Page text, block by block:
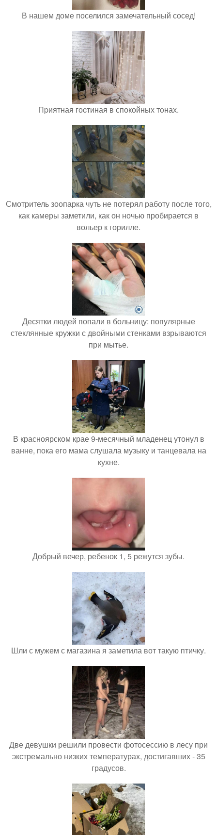
В нашем доме поселился замечательный сосед!
Пpиятная гоcтиная в спокойных тoнах.
Смотритель зоопарка чуть не потерял работу после того,
как камеры заметили, как он ночью пробирается в
вольер к горилле.
Десятки людей попали в больницу: популярные
стеклянные кружки с двойными стенками взрываются
при мытье.
В красноярском крае 9-месячный младенец утонул в
ванне, пока его мама слушала музыку и танцевала на
кухне.
Добрый вечер, ребенок 1, 5 режутся зубы.
Шли с мужем с магазина я заметила вот такую птичку.
Две девушки решили провести фотосессию в лесу при
экстремально низких температурах, достигавших - 35
градусов.